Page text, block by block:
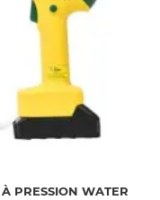
PRESSION WATER